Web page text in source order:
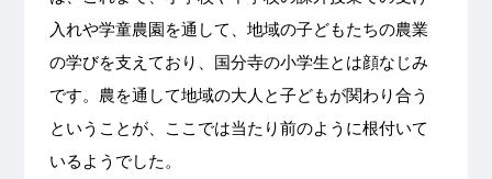
入れや学童農園を通して、地域の子どもたちの農業
の学びを支えており、国分寺の小学生とは顔なじみ
です。農を通して地域の大人と子どもが関わり合う
ということが、ここでは当たり前のように根付いて
いるようでした。